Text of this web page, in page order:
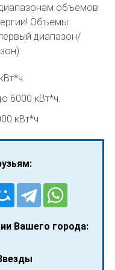
объемов
Объемы
диапазон/
6000 кВт*ч.
кВт*ч
Вашего города: